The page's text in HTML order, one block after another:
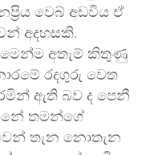
වෙබ් අඩවිය ඒ
අදහසකි.
අතැම් කිතුණු
රදගුරු වෙත
ඇති බව ද පෙනී
තමන්ගේ
තැන නොතැන